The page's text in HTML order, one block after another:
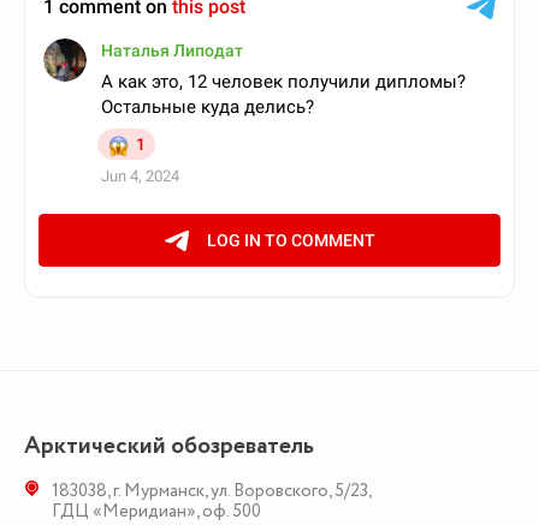
Арктический обозреватель
183038,г. Мурманск,ул. Воровского, 5/23,
ГДЦ «Меридиан», оф. 500